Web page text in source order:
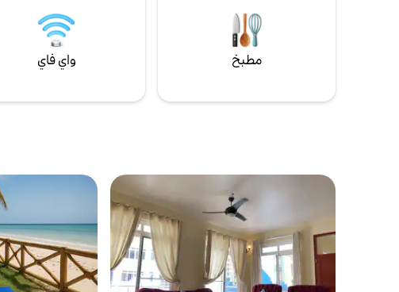
ورحلات القوارب إلى الجزر بتكاليف إضافية.
مطبخ واي فاي